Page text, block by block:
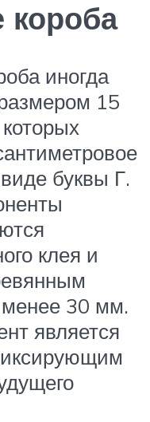
короба
иногда
15
буквы Г.
клея и
30 мм.
является